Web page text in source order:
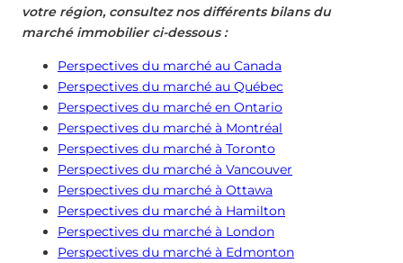
votre région, consultez nos différents bilans du
marché immobilier ci-dessous :
Perspectives du marché au Canada
Perspectives du marché au Québec
Perspectives du marché en Ontario
Perspectives du marché à Montréal
Perspectives du marché à Toronto
Perspectives du marché à Vancouver
Perspectives du marché à Ottawa
Perspectives du marché à Hamilton
Perspectives du marché à London
Perspectives du marché à Edmonton